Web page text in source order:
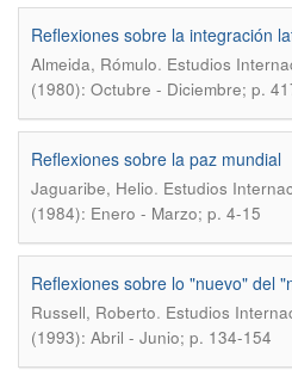
Reflexiones sobre la integración
Almeida, Rómulo. Estudios
(1980): Octubre - Diciembre; p.
Reflexiones sobre la paz mundial
Jaguaribe, Helio. Estudios
(1984): Enero - Marzo; p. 4-15
Reflexiones sobre lo "nuevo" del
Russell, Roberto. Estudios
(1993): Abril - Junio; p. 134-154